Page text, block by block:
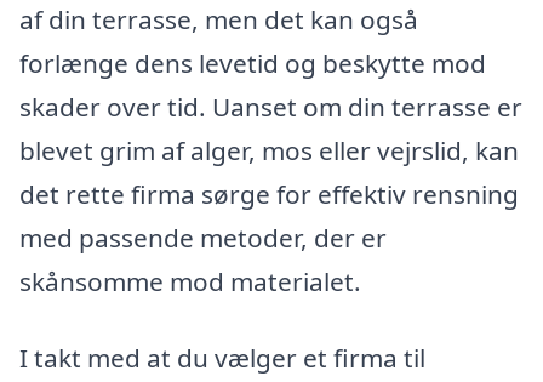
af din terrasse, men det kan også
forlænge dens levetid og beskytte mod
skader over tid. Uanset om din terrasse er
blevet grim af alger, mos eller vejrslid, kan
det rette firma sørge for effektiv rensning
med passende metoder, der er
skånsomme mod materialet.
I takt med at du vælger et firma til